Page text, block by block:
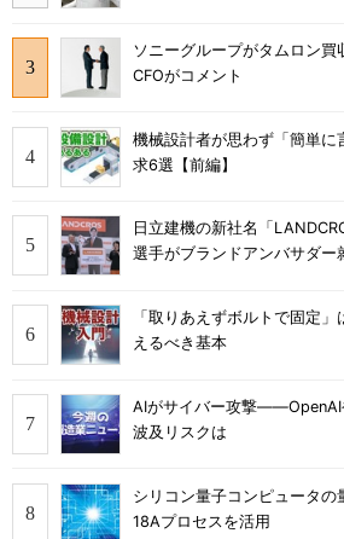
ソニーグループがタムロン
CFOがコメント
機械設計者が思わず「簡単に
求6選【前編】
日立建機の新社名「
選手がブランドアンバサダー
「取りあえずボルトで固定
えるべき基本
AIがサイバー攻撃――OpenAI
波及リスクは
シリコン量子コンピュータ
18Aプロセスを活用